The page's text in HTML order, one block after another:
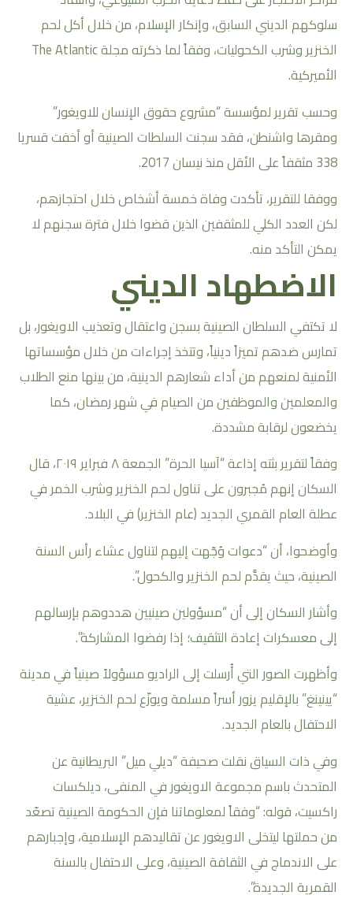
سلوكهم الديني السابق، وإنكار الإسلام، من خلال أكل لحم
الخنزير وشرب الكحوليات، وفقاً لما ذكرته مجلة The Atlantic
الأميركية.
وحسب تقرير لمؤسسة “مشروع حقوق الإنسان للاويغور”
ومقرها واشنطن، فقد سجنت السلطات الصينية أو أخفت قسريا
338 مثقفاً على الأقل منذ نيسان 2017.
ووفقا للتقرير، تأكدت وفاة خمسة أشخاص خلال احتجازهم،
لكن العدد الكلي للمثقفين الذين قضوا خلال فترة سجنهم لا
يمكن التأكد منه.
الاضطهاد الديني
لا تكتفي السلطان الصينية بسجن واعتقال وتعذيب الاويغور، بل
تمارس ضدهم تميزاً دينياً، وتتخذ إجراءات من خلال مؤسساتها
الأمنية لمنعهم من أداء شعارهم الدينية، من بينها منع الطلاب
والمعلمين والموظفين من الصيام في شهر رمضان، كما
يخضعون لرقابة مشددة.
وفقاً لتقرير بثته إذاعة “آسيا الحرة” الجمعة ٨ فبراير ٢٠١٩، قال
السكان إنهم مُجبرون على تناول لحم الخنزير وشرب الخمر في
عطلة العام القمري الجديد (عام الخنزير) في البلاد.
وأوضحوا، أن “دعوات وُجّهت إليهم لتناول عشاء رأس السنة
الصينية، حيث يقدَّم لحم الخنزير والكحول”.
وأشار السكان إلى أن “مسؤولين صينيين هددوهم بإرسالهم
إلى معسكرات إعادة التثقيف؛ إذا رفضوا المشاركة”.
وأظهرت الصور التي أُرسلت إلى الراديو مسؤولاً صينياً في مدينة
“يينينغ” بالإقليم يزور أسراً مسلمة ويوزّع لحم الخنزير، عشية
الاحتفال بالعام الجديد.
وفي ذات السياق نقلت صحيفة “ديلي ميل” البريطانية عن
المتحدث باسم مجموعة الاويغور في المنفى، ديلكسات
راكسيت، قوله: “وفقاً لمعلوماتنا فإن الحكومة الصينية تصعّد
من حملتها ليتخلى الاويغور عن تقاليدهم الإسلامية، وإجبارهم
على الاندماج في الثقافة الصينية، وعلى الاحتفال بالسنة
القمرية الجديدة”.